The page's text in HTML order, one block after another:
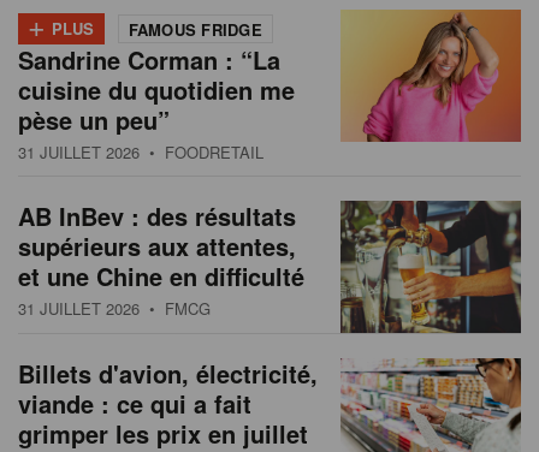
+ PLUS FAMOUS FRIDGE
Sandrine Corman : “La
cuisine du quotidien me
pèse un peu”
31 JUILLET 2026 • FOODRETAIL
AB InBev : des résultats
supérieurs aux attentes,
et une Chine en difficulté
31 JUILLET 2026 • FMCG
Billets d'avion, électricité,
viande : ce qui a fait
grimper les prix en juillet